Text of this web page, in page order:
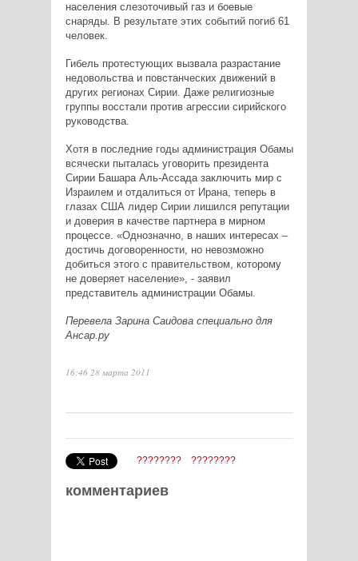
населения слезоточивый газ и боевые
снаряды. В результате этих событий погиб 61
человек.
Гибель протестующих вызвала разрастание
недовольства и повстанческих движений в
других регионах Сирии. Даже религиозные
группы восстали против агрессии сирийского
руководства.
Хотя в последние годы администрация Обамы
всячески пыталась уговорить президента
Сирии Башара Аль-Ассада заключить мир с
Израилем и отдалиться от Ирана, теперь в
глазах США лидер Сирии лишился репутации
и доверия в качестве партнера в мирном
процессе. «Однозначно, в наших интересах –
достичь договоренности, но невозможно
добиться этого с правительством, которому
не доверяет население», - заявил
представитель администрации Обамы.
Перевела Зарина Саидова специально для
Ансар.ру
16:46 28 марта 2011
???????? ????????
комментариев